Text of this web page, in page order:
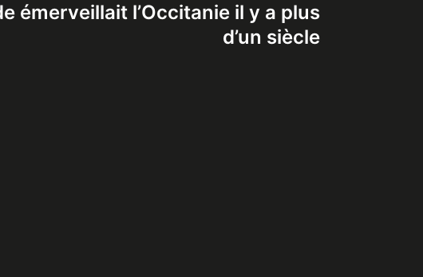
émerveillait l’Occitanie il y a plus
d’un siècle